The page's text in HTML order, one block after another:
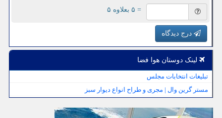
= ۵ بعلاوه ۵
درج دیدگاه
لینک دوستان هوا فضا
تبلیغات انتخابات مجلس
مستر گرین وال | مجری و طراح انواع دیوار سبز